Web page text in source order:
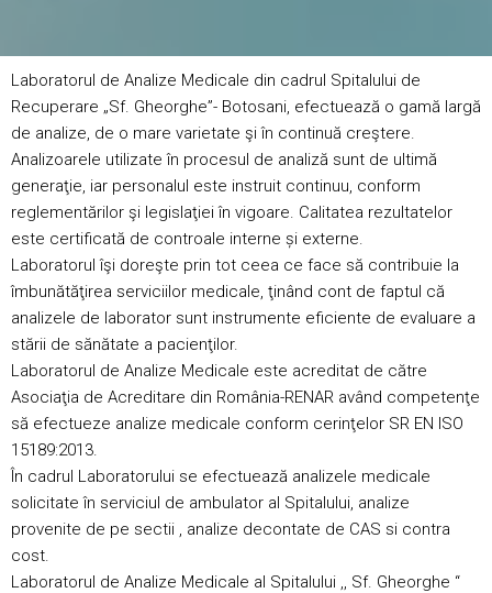
Laboratorul de Analize Medicale din cadrul Spitalului de
Recuperare „Sf. Gheorghe”- Botosani, efectuează o gamă largă
de analize, de o mare varietate şi în continuă creştere.
Analizoarele utilizate în procesul de analiză sunt de ultimă
generaţie, iar personalul este instruit continuu, conform
reglementărilor şi legislaţiei în vigoare. Calitatea rezultatelor
este certificată de controale interne și externe.
Laboratorul îşi doreşte prin tot ceea ce face să contribuie la
îmbunătăţirea serviciilor medicale, ţinând cont de faptul că
analizele de laborator sunt instrumente eficiente de evaluare a
stării de sănătate a pacienţilor.
Laboratorul de Analize Medicale este acreditat de către
Asociaţia de Acreditare din România-RENAR având competenţe
să efectueze analize medicale conform cerinţelor SR EN ISO
15189:2013.
În cadrul Laboratorului se efectuează analizele medicale
solicitate în serviciul de ambulator al Spitalului, analize
provenite de pe sectii , analize decontate de CAS si contra
cost.
Laboratorul de Analize Medicale al Spitalului ,, Sf. Gheorghe “